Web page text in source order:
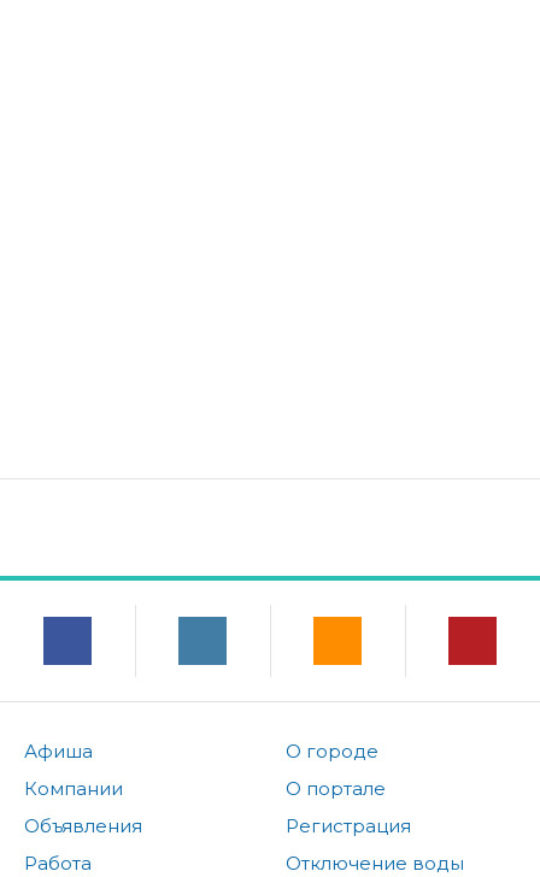
Афиша
Компании
Объявления
Работа
О городе
О портале
Регистрация
Отключение воды